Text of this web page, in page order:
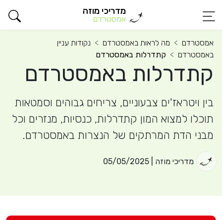
מדריכי מוזה
אמסטרדם
אמסטרדם מה לראות באמסטרדם
נקודות עניין
באמסטרדם
קתדרלות באמסטרדם
קתדרלות באמסטרדם
בין ויטראז'ים צבעוניים, צריחים גבוהים וסמטאות
תוכלו למצוא המון קתדרלות, כנסיות, מנזרים וכל
מבני הדת המרתקים של הנצרות באמסטרדם.
מדריכי מוזה | 05/05/2025